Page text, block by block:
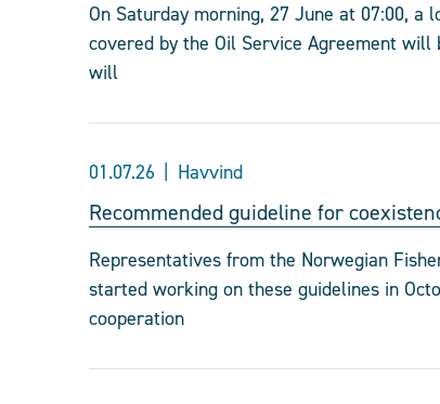
On Saturday morning, 27 June at 07:00, a
covered by the Oil Service Agreement
will
01.07.26 Havvind
Recommended guideline for
Representatives from the Norwegian
started working on these guidelines in
cooperation